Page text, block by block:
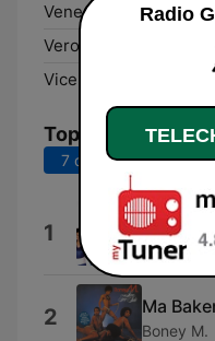
Venezia:
94.6 FM
Verona:
Vicenza:
Top titres
7 derniers jours
1 Earth,
2 Ma
Boney M.
Radio